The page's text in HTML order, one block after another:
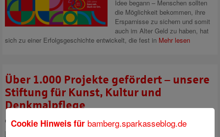
Idee begann – Menschen sollten
die Möglichkeit bekommen, ihre
Ersparnisse zu sichern und somit
auch im Alter Geld zu haben, hat
sich zu einer Erfolgsgeschichte entwickelt, die fest in Mehr lesen
Über 1.000 Projekte gefördert – unsere
Stiftung für Kunst, Kultur und
Denkmalpflege
eingestellt vonAndrea Rupprechtam 26. Juni 2024
Cookie Hinweis für bamberg.sparkasseblog.de